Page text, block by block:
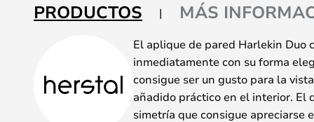
PRODUCTOS MÁS
El aplique de pared Harlekin Duo
inmediatamente con su forma
consigue ser un gusto para la
añadido práctico en el interior. El
simetría que consigue apreciarse